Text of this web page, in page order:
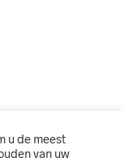
u de meest
van uw